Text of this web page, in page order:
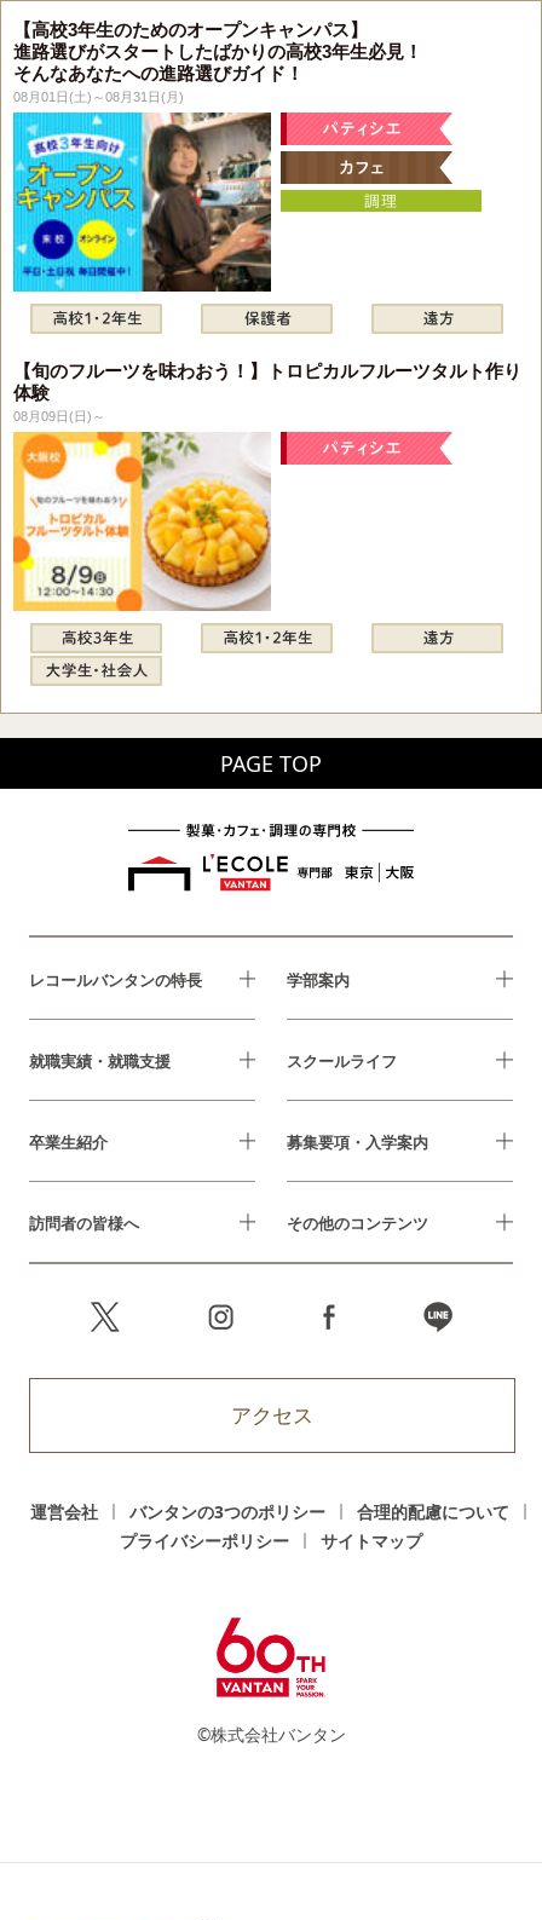
【高校3年生のためのオープンキャンパス】
進路選びがスタートしたばかりの高校3年生必見！
そんなあなたへの進路選びガイド！
08月01日(土)～08月31日(月)
【旬のフルーツを味わおう！】トロピカルフルーツタルト作り
体験
08月09日(日)～
PAGE TOP
レコールバンタンの特長 学部案内
就職実績・就職支援 スクールライフ
卒業生紹介 募集要項・入学案内
訪問者の皆様へ その他のコンテンツ
アクセス
運営会社 バンタンの3つのポリシー
合理的配慮について
プライバシーポリシー
サイトマップ
©株式会社バンタン